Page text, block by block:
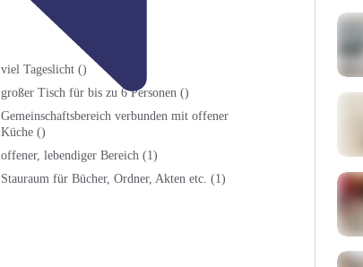
viel Tageslicht ()
großer Tisch für bis zu 6 Personen ()
Gemeinschaftsbereich verbunden mit offener
Küche ()
offener, lebendiger Bereich (1)
Stauraum für Bücher, Ordner, Akten etc. (1)